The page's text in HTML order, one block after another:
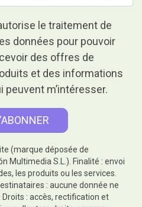
le traitement de
données pour pouvoir
des offres de
et des informations
peuvent m’intéresser.
(marque déposée de
Multimedia S.L.). Finalité : envoi
les produits ou les services.
: aucune donnée ne
: accès, rectification et